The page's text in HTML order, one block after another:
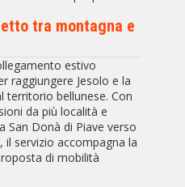
tra montagna e
estivo
raggiungere Jesolo e la
territorio bellunese. Con
da più località e
San Donà di Piave verso
il servizio accompagna la
di mobilità